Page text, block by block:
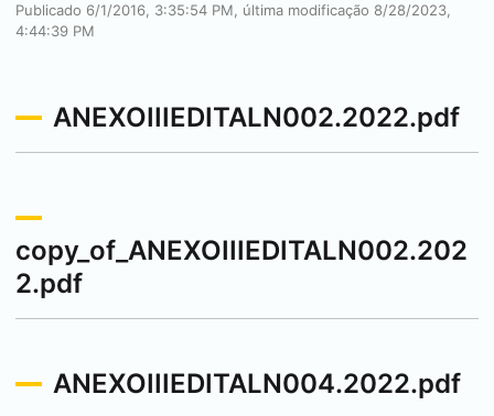
Publicado 6/1/2016, 3:35:54 PM, última modificação 8/28/2023,
4:44:39 PM
ANEXOIIIEDITALN002.2022.pdf
copy_of_ANEXOIIIEDITALN002.202
2.pdf
ANEXOIIIEDITALN004.2022.pdf